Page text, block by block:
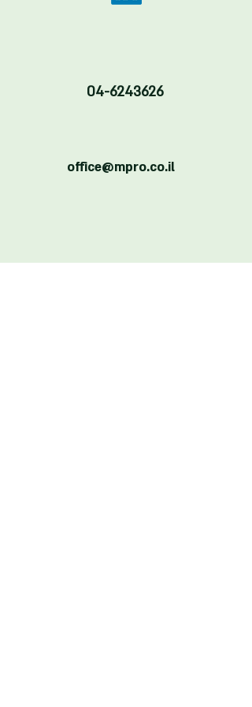
04-6243626
office@mpro.co.il